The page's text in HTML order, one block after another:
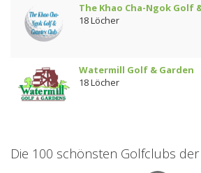
The Khao Cha-Ngok Golf
18 Löcher
Watermill Golf & Garden
18 Löcher
Die 100 schönsten Golfclubs der